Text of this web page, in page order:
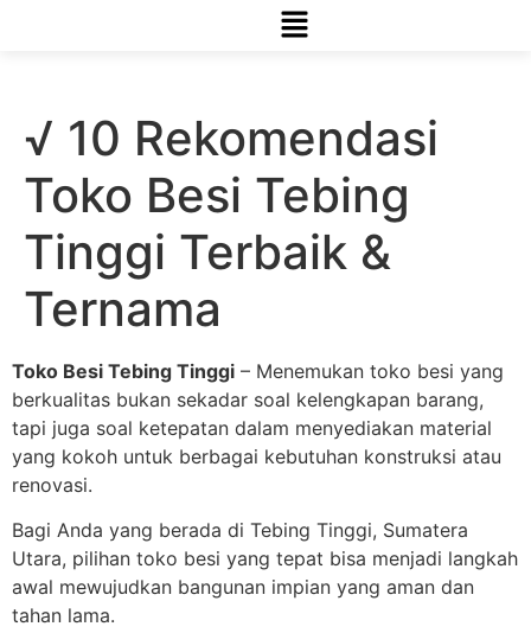
√ 10 Rekomendasi
Toko Besi Tebing
Tinggi Terbaik &
Ternama
Toko Besi Tebing Tinggi – Menemukan toko besi yang
berkualitas bukan sekadar soal kelengkapan barang,
tapi juga soal ketepatan dalam menyediakan material
yang kokoh untuk berbagai kebutuhan konstruksi atau
renovasi.
Bagi Anda yang berada di Tebing Tinggi, Sumatera
Utara, pilihan toko besi yang tepat bisa menjadi langkah
awal mewujudkan bangunan impian yang aman dan
tahan lama.